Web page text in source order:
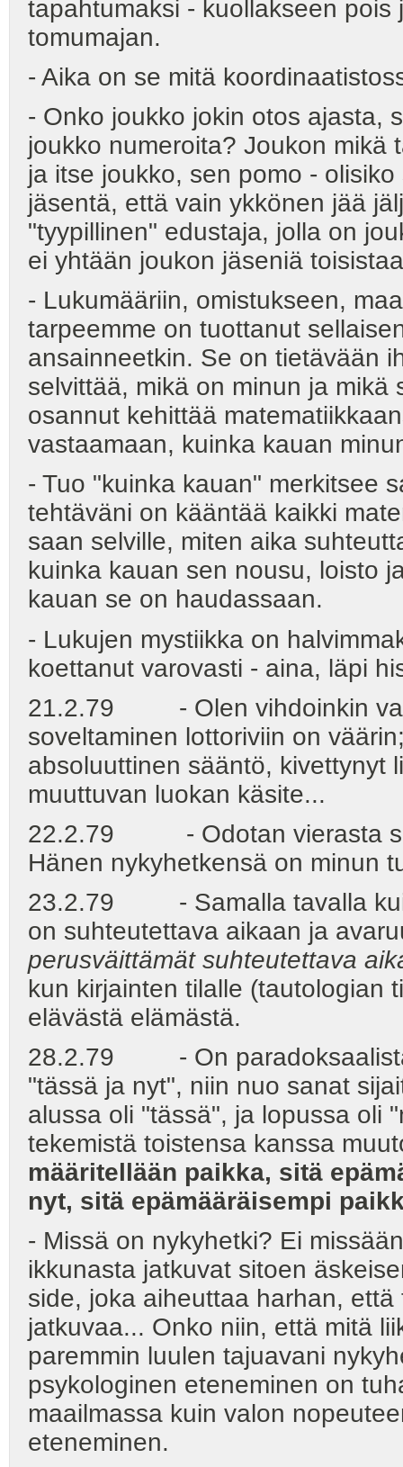
tapahtumaksi - kuollakseen
tomumajan.
- Aika on se mitä
- Onko joukko jokin otos ajasta,
joukko numeroita? Joukon mikä
ja itse joukko, sen pomo -
jäsentä, että vain ykkönen jää
"tyypillinen" edustaja, jolla on
ei yhtään joukon jäseniä
- Lukumääriin, omistukseen,
tarpeemme on tuottanut
ansainneetkin. Se on tietävään
selvittää, mikä on minun ja
osannut kehittää
vastaamaan, kuinka kauan
- Tuo "kuinka kauan" merkitsee
tehtäväni on kääntää kaikki
saan selville, miten aika
kuinka kauan sen nousu, loisto
kauan se on haudassaan.
- Lukujen mystiikka on
koettanut varovasti - aina, läpi
21.2.79 - Olen vihdoinkin
soveltaminen lottoriviin on
absoluuttinen sääntö, kivettynyt
muuttuvan luokan käsite...
22.2.79 - Odotan vierasta
Hänen nykyhetkensä on minun
23.2.79 - Samalla tavalla
on suhteutettava aikaan ja
perusväittämät suhteutettava
kun kirjainten tilalle (tautologian
elävästä elämästä.
28.2.79 - On
"tässä ja nyt", niin nuo sanat
alussa oli "tässä", ja lopussa oli
tekemistä toistensa kanssa
määritellään paikka, sitä
nyt, sitä epämääräisempi
- Missä on nykyhetki? Ei
ikkunasta jatkuvat sitoen
side, joka aiheuttaa harhan,
jatkuvaa... Onko niin, että mitä
paremmin luulen tajuavani
psykologinen eteneminen on
maailmassa kuin valon
eteneminen.